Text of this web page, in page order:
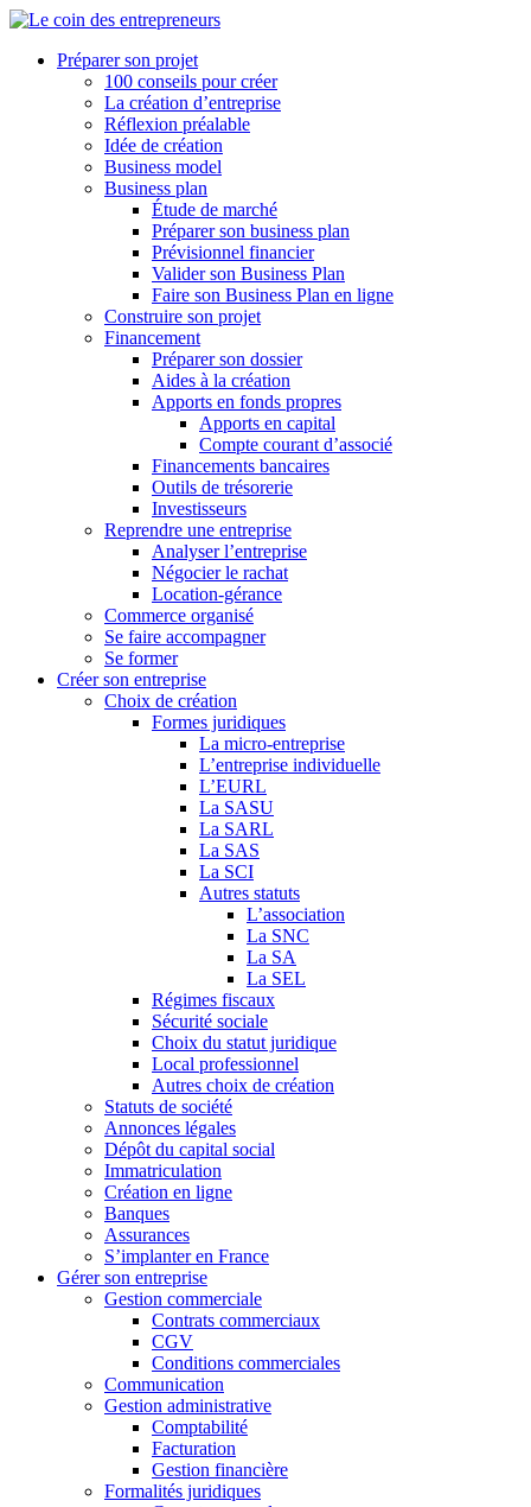
Préparer son projet
100 conseils pour créer
La création d’entreprise
Réflexion préalable
Idée de création
Business model
Business plan
Étude de marché
Préparer son business plan
Prévisionnel financier
Valider son Business Plan
Faire son Business Plan en ligne
Construire son projet
Financement
Préparer son dossier
Aides à la création
Apports en fonds propres
Apports en capital
Compte courant d’associé
Financements bancaires
Outils de trésorerie
Investisseurs
Reprendre une entreprise
Analyser l’entreprise
Négocier le rachat
Location-gérance
Commerce organisé
Se faire accompagner
Se former
Créer son entreprise
Choix de création
Formes juridiques
La micro-entreprise
L’entreprise individuelle
L’EURL
La SASU
La SARL
La SAS
La SCI
Autres statuts
L’association
La SNC
La SA
La SEL
Régimes fiscaux
Sécurité sociale
Choix du statut juridique
Local professionnel
Autres choix de création
Statuts de société
Annonces légales
Dépôt du capital social
Immatriculation
Création en ligne
Banques
Assurances
S’implanter en France
Gérer son entreprise
Gestion commerciale
Contrats commerciaux
CGV
Conditions commerciales
Communication
Gestion administrative
Comptabilité
Facturation
Gestion financière
Formalités juridiques